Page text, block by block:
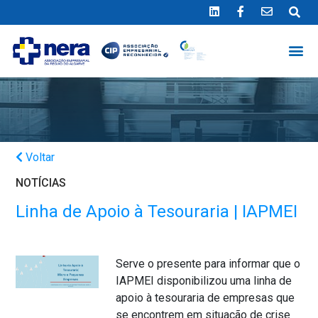
Voltar
NOTÍCIAS
Linha de Apoio à Tesouraria | IAPMEI
Serve o presente para informar que o
IAPMEI disponibilizou uma linha de
apoio à tesouraria de empresas que
se encontrem em situação de crise